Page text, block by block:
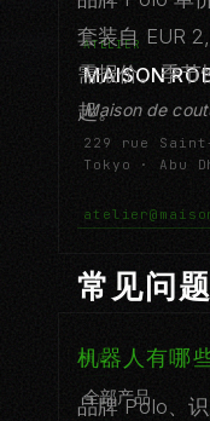
套装自 EUR
需报价。季节
起。
常见问题
机器人有哪
品牌 Polo、
ATELIER
MAISON
Maison de
229 rue
Tokyo · Abu
商店
全部产品